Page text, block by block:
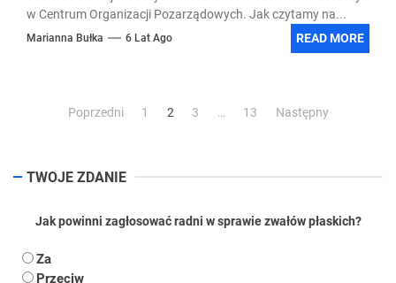
w Centrum Organizacji Pozarządowych. Jak czytamy na...
Marianna Bułka 6 Lat Ago READ MORE
Stronicowanie
Poprzedni 1 2 3 … 13 Następny
TWOJE ZDANIE
Jak powinni zagłosować radni w sprawie zwałów płaskich?
Za
Przeciw